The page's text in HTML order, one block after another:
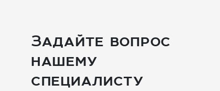
Задайте вопрос
нашему
специалисту